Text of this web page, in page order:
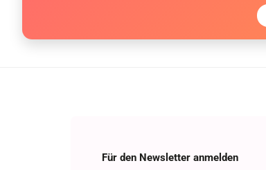
Für den Newsletter anmelden